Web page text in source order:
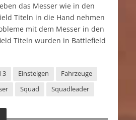
das Messer wie in den
Titeln in die Hand nehmen
mit dem Messer in den
Titeln wurden in Battlefield
3 Einsteigen
Fahrzeuge
Squad Squadleader